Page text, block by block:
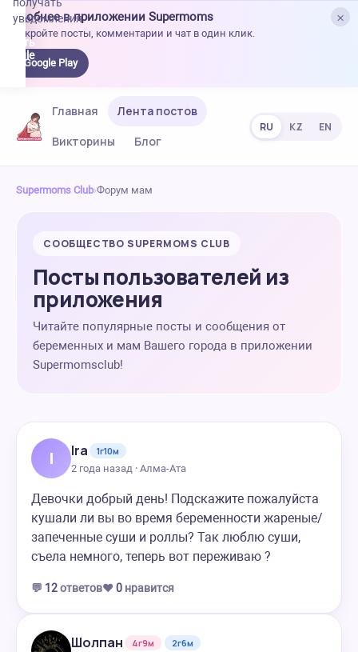
×
Удобнее в приложении Supermoms
Откройте посты, комментарии и чат в один клик.
Google Play
уведомления.
Главная
Лента постов
Викторины
Блог
RU KZ EN
Supermoms Club›Форум мам
СООБЩЕСТВО SUPERMOMS CLUB
Посты пользователей из
приложения
Читайте популярные посты и сообщения от
беременных и мам Вашего города в приложении
Supermomsclub!
I Ira
1г10м
2 года назад · Алма-Ата
Девочки добрый день! Подскажите пожалуйста
кушали ли вы во время беременности жареные/
запеченные суши и роллы? Так люблю суши,
съела немного, теперь вот переживаю ?
💬 12ответов❤️ 0 нравится
Шолпан 4г9м
2г6м